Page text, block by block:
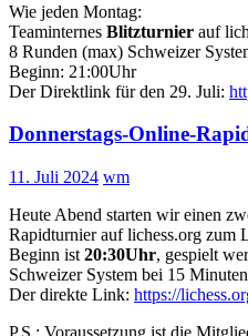
Wie jeden Montag:
Teaminternes Blitzturnier auf
8 Runden (max) Schweizer
Beginn: 21:00Uhr
Der Direktlink für den 29. Juli:
Donnerstags-Online-
11. Juli 2024 wm
Heute Abend starten wir einen
Rapidturnier auf lichess.org zum
Beginn ist 20:30Uhr, gespielt
Schweizer System bei 15
Der direkte Link: https://
P.S.: Voraussetzung ist die